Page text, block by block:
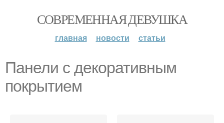
СОВРЕМЕННАЯ ДЕВУШКА
главная новости статьи
Панели с декоративным
покрытием